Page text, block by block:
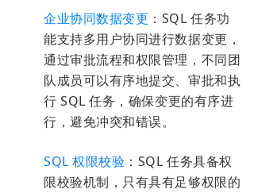
企业协同数据变更 ：SQL 任务功
能支持多用户协同进行数据变更，
通过审批流程和权限管理，不同团
队成员可以有序地提交、审批和执
行 SQL 任务，确保变更的有序进
行，避免冲突和错误。
SQL 权限校验 ：SQL 任务具备权
限校验机制，只有具有足够权限的